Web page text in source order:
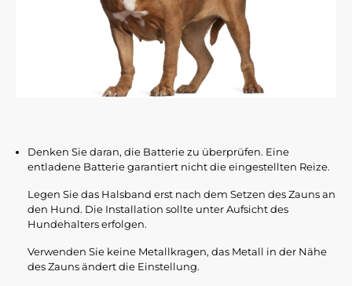
Denken Sie daran, die Batterie zu überprüfen. Eine
entladene Batterie garantiert nicht die eingestellten Reize.
Legen Sie das Halsband erst nach dem Setzen des Zauns an
den Hund. Die Installation sollte unter Aufsicht des
Hundehalters erfolgen.
Verwenden Sie keine Metallkragen, das Metall in der Nähe
des Zauns ändert die Einstellung.